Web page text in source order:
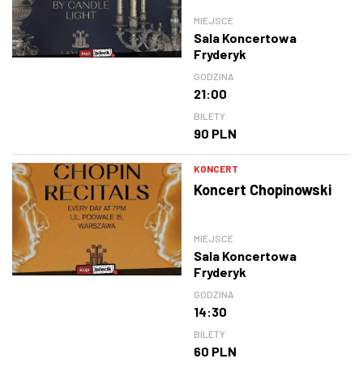
MIEJSCE
Sala Koncertowa
Fryderyk
GODZINA
21:00
BILETY
90 PLN
KONCERT
Koncert Chopinowski
MIEJSCE
Sala Koncertowa
Fryderyk
GODZINA
14:30
BILETY
60 PLN